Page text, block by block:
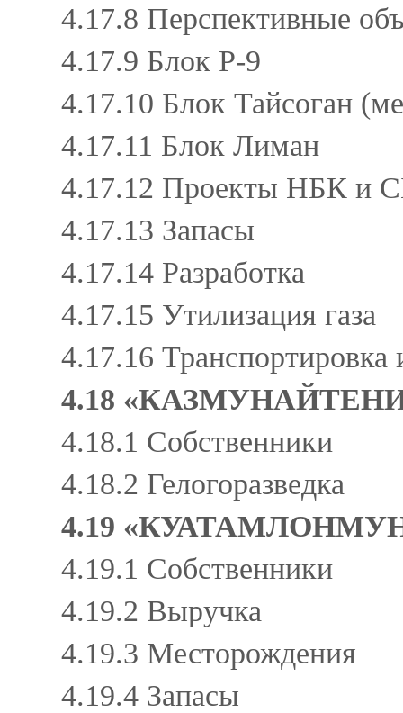
4.17.8 Перспективные
4.17.9 Блок Р‑9
4.17.10 Блок Тайсоган
4.17.11 Блок Лиман
4.17.12 Проекты НБК и
4.17.13 Запасы
4.17.14 Разработка
4.17.15 Утилизация газа
4.17.16
4.18
4.18.1 Собственники
4.18.2 Гелогоразведка
4.19
4.19.1 Собственники
4.19.2 Выручка
4.19.3 Месторождения
4.19.4 Запасы